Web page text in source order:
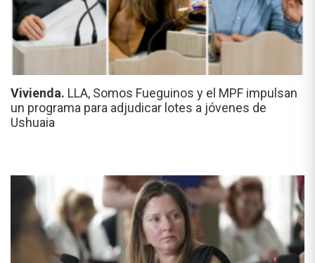
Vivienda. LLA, Somos Fueguinos y el MPF impulsan
un programa para adjudicar lotes a jóvenes de
Ushuaia